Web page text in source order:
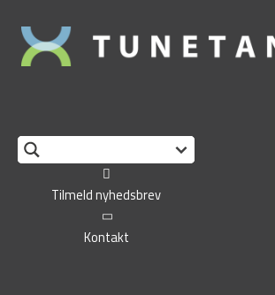
Tilmeld nyhedsbrev
Kontakt
This form is temporarily unavailable.